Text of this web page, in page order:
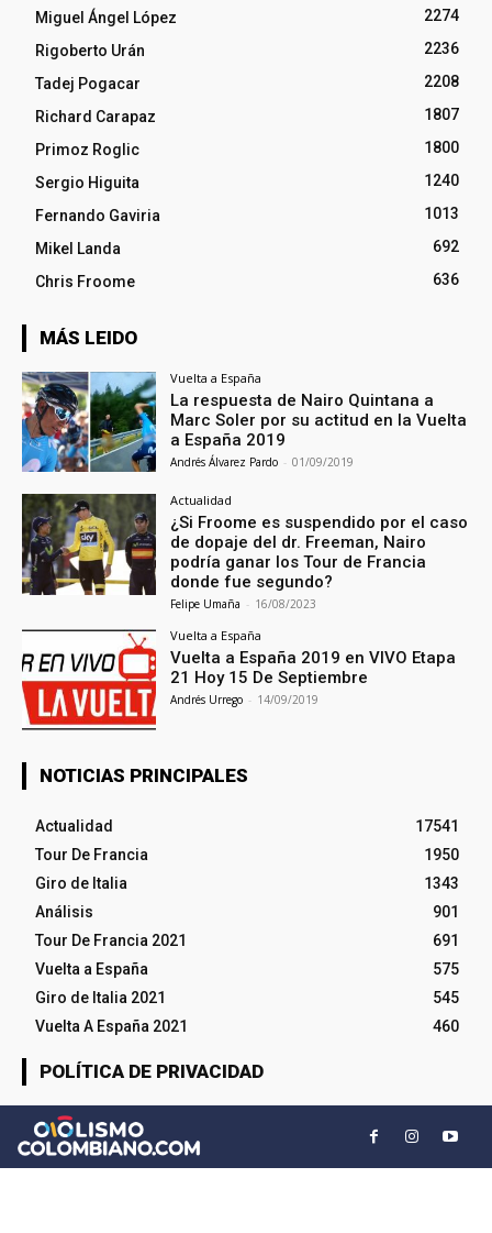
Miguel Ángel López
2274
Rigoberto Urán
2236
Tadej Pogacar
2208
Richard Carapaz
1807
Primoz Roglic
1800
Sergio Higuita
1240
Fernando Gaviria
1013
Mikel Landa
692
Chris Froome
636
MÁS LEIDO
Vuelta a España
La respuesta de Nairo Quintana a
Marc Soler por su actitud en la Vuelta
a España 2019
Andrés Álvarez Pardo - 01/09/2019
Actualidad
¿Si Froome es suspendido por el caso
de dopaje del dr. Freeman, Nairo
podría ganar los Tour de Francia
donde fue segundo?
Felipe Umaña - 16/08/2023
Vuelta a España
Vuelta a España 2019 en VIVO Etapa
21 Hoy 15 De Septiembre
Andrés Urrego - 14/09/2019
NOTICIAS PRINCIPALES
Actualidad
17541
Tour De Francia
1950
Giro de Italia
1343
Análisis
901
Tour De Francia 2021
691
Vuelta a España
575
Giro de Italia 2021
545
Vuelta A España 2021
460
POLÍTICA DE PRIVACIDAD